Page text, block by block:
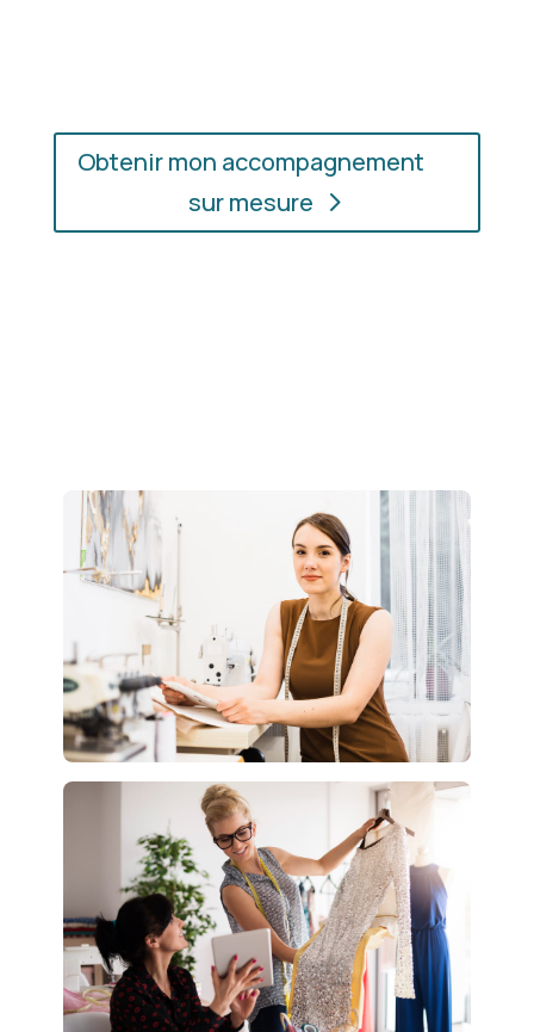
Obtenir mon accompagnement
sur mesure